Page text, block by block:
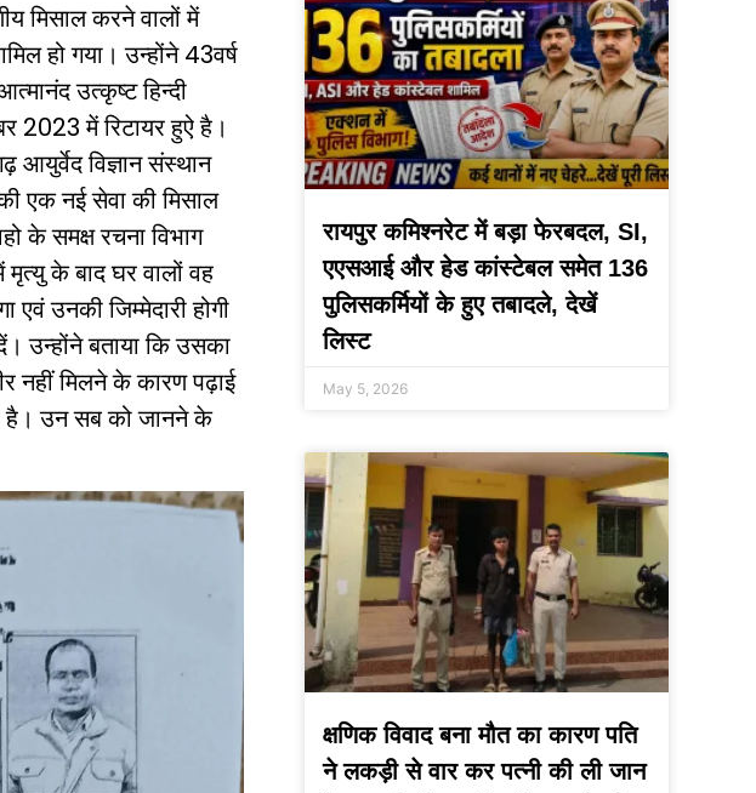
मिसाल करने वालों में
हो गया। उन्होंने 43वर्ष
उत्कृष्ट हिन्दी
2023 में रिटायर हुऐ है।
आयुर्वेद विज्ञान संस्थान
एक नई सेवा की मिसाल
के समक्ष रचना विभाग
के बाद घर वालों वह
एवं उनकी जिम्मेदारी होगी
उन्होंने बताया कि उसका
नहीं मिलने के कारण पढ़ाई
है। उन सब को जानने के
रायपुर कमिश्नरेट में बड़ा फेरबदल, SI,
एएसआई और हेड कांस्टेबल समेत 136
पुलिसकर्मियों के हुए तबादले, देखें
लिस्ट
May 5, 2026
क्षणिक विवाद बना मौत का कारण पति
ने लकड़ी से वार कर पत्नी की ली जान